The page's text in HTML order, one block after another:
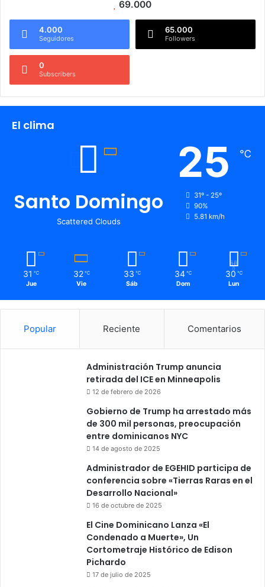
69.000
4.000
Seguidores
65.000
Followers
0
Subscribers
El clima
Santo Domingo
Scattered Clouds
25 ℃
31º - 25º
90%
5.81 km/h
31 ℃
Jue
32 ℃
Vie
33 ℃
Sáb
34 ℃
Dom
30 ℃
Lun
Popular Reciente Comentarios
Administración Trump anuncia
retirada del ICE en Minneapolis
12 de febrero de 2026
Gobierno de Trump ha arrestado más
de 300 mil personas, preocupación
entre dominicanos NYC
14 de agosto de 2025
Administrador de EGEHID participa de
conferencia sobre «Tierras Raras en el
Desarrollo Nacional»
16 de octubre de 2025
El Cine Dominicano Lanza «El
Condenado a Muerte», Un
Cortometraje Histórico de Edison
Pichardo
17 de julio de 2025